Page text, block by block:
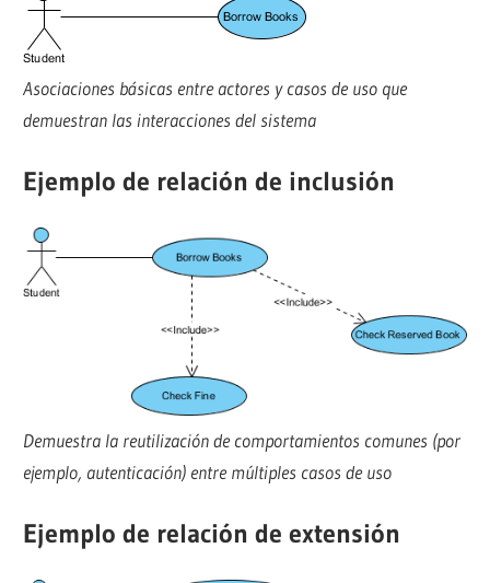
Asociaciones básicas entre actores y casos de uso que
demuestran las interacciones del sistema
Ejemplo de relación de inclusión
Demuestra la reutilización de comportamientos comunes (por
ejemplo, autenticación) entre múltiples casos de uso
Ejemplo de relación de extensión